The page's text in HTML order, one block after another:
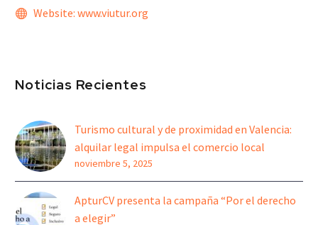
Website: www.viutur.org
Noticias Recientes
Turismo cultural y de proximidad en Valencia:
alquilar legal impulsa el comercio local
noviembre 5, 2025
ApturCV presenta la campaña “Por el derecho
a elegir”